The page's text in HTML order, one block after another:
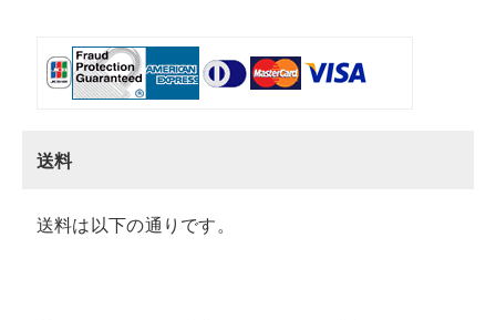
送料
送料は以下の通りです。